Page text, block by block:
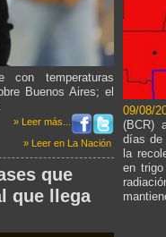
temperaturas
Buenos Aires; el
» Leer más...
» Leer en La Nación
que
que llega
09/08/
(BCR)
días de
la
en